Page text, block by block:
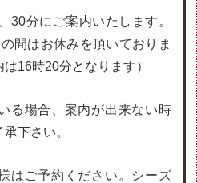
30分にご案内いたします。
間はお休みを頂いておりま
16時20分となります）
る場合、案内が出来ない時
下さい。
はご予約ください。シーズ